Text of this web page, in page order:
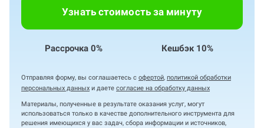
Узнать стоимость за минуту
Рассрочка 0% Кешбэк 10%
Отправляя форму, вы соглашаетесь с офертой, политикой обработки
персональных данных и даете согласие на обработку данных
Материалы, полученные в результате оказания услуг, могут
использоваться только в качестве дополнительного инструмента для
решения имеющихся у вас задач, сбора информации и источников,